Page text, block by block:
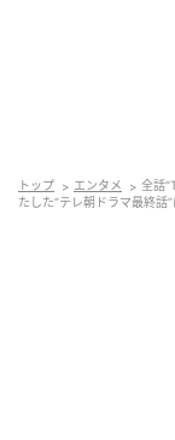
一方、商店街の
トップ エンタメ
全話
たした“テレ朝ドラマ最終話